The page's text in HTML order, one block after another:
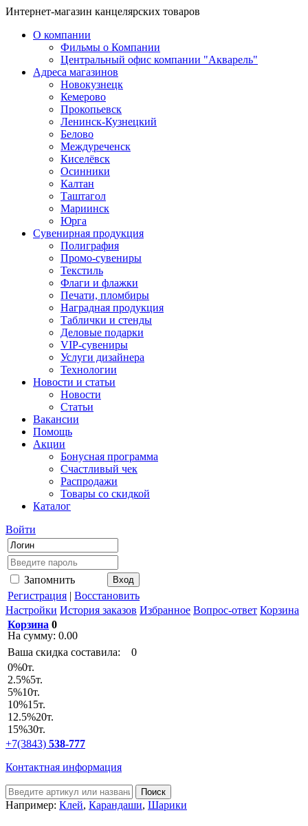
Интернет-магазин канцелярских товаров
О компании
Фильмы о Компании
Центральный офис компании "Акварель"
Адреса магазинов
Новокузнецк
Кемерово
Прокопьевск
Ленинск-Кузнецкий
Белово
Междуреченск
Киселёвск
Осинники
Калтан
Таштагол
Мариинск
Юрга
Сувенирная продукция
Полиграфия
Промо-сувениры
Текстиль
Флаги и флажки
Печати, пломбиры
Наградная продукция
Таблички и стенды
Деловые подарки
VIP-сувениры
Услуги дизайнера
Технологии
Новости и статьи
Новости
Статьи
Вакансии
Помощь
Акции
Бонусная программа
Счастливый чек
Распродажи
Товары со скидкой
Каталог
Войти
Запомнить
Регистрация | Восстановить
Настройки История заказов Избранное Вопрос-ответ Корзина
Корзина 0
На сумму: 0.00
Ваша скидка составила:
0
0%0т.
2.5%5т.
5%10т.
10%15т.
12.5%20т.
15%30т.
+7(3843) 538-777
Контактная информация
Например: Клей, Карандаши, Шарики